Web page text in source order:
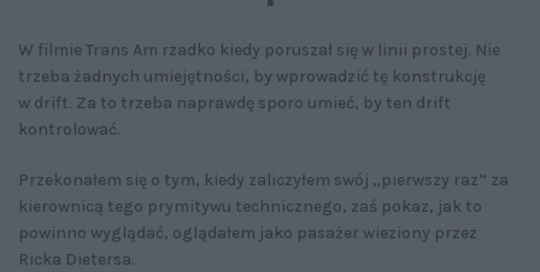
W filmie Trans Am rzadko kiedy poruszał się w linii prostej. Nie
trzeba żadnych umiejętności, by wprowadzić tę konstrukcję
w drift. Za to trzeba naprawdę sporo umieć, by ten drift
kontrolować.
Przekonałem się o tym, kiedy zaliczyłem swój „pierwszy raz” za
kierownicą tego prymitywu technicznego, zaś pokaz, jak to
powinno wyglądać, oglądałem jako pasażer wieziony przez
Ricka Dietersa.